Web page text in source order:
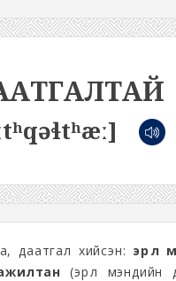
даатгал хийсэн:
(эрүүл мэндийн